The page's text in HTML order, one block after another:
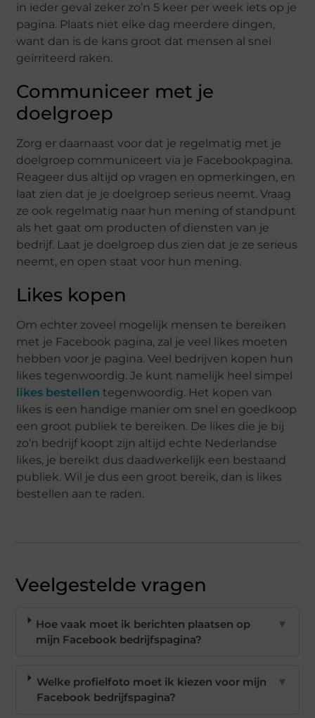
in ieder geval zeker zo’n 5 keer per week iets op je
pagina. Plaats niet elke dag meerdere dingen,
want dan is de kans groot dat mensen al snel
geïrriteerd raken.
Communiceer met je
doelgroep
Zorg er daarnaast voor dat je regelmatig met je
doelgroep communiceert via je Facebookpagina.
Reageer dus altijd op vragen en opmerkingen, en
laat zien dat je je doelgroep serieus neemt. Vraag
ze ook regelmatig naar hun mening of standpunt
als het gaat om producten of diensten van je
bedrijf. Laat je doelgroep dus zien dat je ze serieus
neemt, en open staat voor hun mening.
Likes kopen
Om echter zoveel mogelijk mensen te bereiken
met je Facebook pagina, zal je veel likes moeten
hebben voor je pagina. Veel bedrijven kopen hun
likes tegenwoordig. Je kunt namelijk heel simpel
likes bestellen tegenwoordig. Het kopen van
likes is een handige manier om snel en goedkoop
een groot publiek te bereiken. De likes die je bij
zo’n bedrijf koopt zijn altijd echte Nederlandse
likes, je bereikt dus daadwerkelijk een bestaand
publiek. Wil je dus een groot bereik, dan is likes
bestellen aan te raden.
Veelgestelde vragen
Hoe vaak moet ik berichten plaatsen op
mijn Facebook bedrijfspagina?
▼
Welke profielfoto moet ik kiezen voor mijn
Facebook bedrijfspagina?
▼